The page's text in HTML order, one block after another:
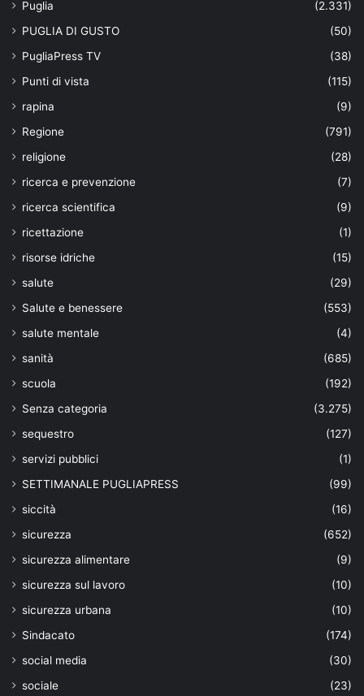
Puglia
(2.331)
PUGLIA DI GUSTO
(50)
PugliaPress TV
(38)
Punti di vista
(115)
rapina
(9)
Regione
(791)
religione
(28)
ricerca e prevenzione
(7)
ricerca scientifica
(9)
ricettazione
(1)
risorse idriche
(15)
salute
(29)
Salute e benessere
(553)
salute mentale
(4)
sanità
(685)
scuola
(192)
Senza categoria
(3.275)
sequestro
(127)
servizi pubblici
(1)
SETTIMANALE PUGLIAPRESS
(99)
siccità
(16)
sicurezza
(652)
sicurezza alimentare
(9)
sicurezza sul lavoro
(10)
sicurezza urbana
(10)
Sindacato
(174)
social media
(30)
sociale
(23)